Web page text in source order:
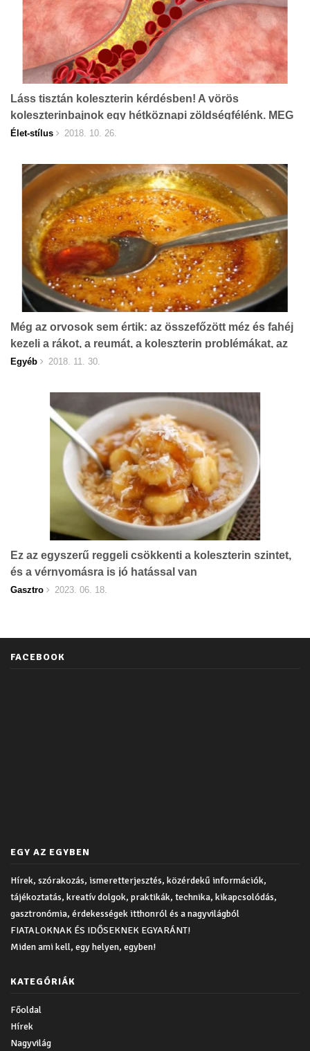
Láss tisztán koleszterin kérdésben! A vörös
koleszterinbajnok egy hétköznapi zöldségfélénk. MEG
FOGSZ LEPŐDNI MELYIK!
Élet-stílus 2018. 10. 26.
Még az orvosok sem értik: az összefőzött méz és fahéj
kezeli a rákot, a reumát, a koleszterin problémákat, az
epebajt és 10 más egészségügyi problémát
Egyéb 2018. 11. 30.
Ez az egyszerű reggeli csökkenti a koleszterin szintet,
és a vérnyomásra is jó hatással van
Gasztro 2023. 06. 18.
FACEBOOK
EGY AZ EGYBEN
Hírek, szórakozás, ismeretterjesztés, közérdekű információk,
tájékoztatás, kreatív dolgok, praktikák, technika, kikapcsolódás,
gasztronómia, érdekességek itthonról és a nagyvilágból
FIATALOKNAK ÉS IDŐSEKNEK EGYARÁNT!
Miden ami kell, egy helyen, egyben!
KATEGÓRIÁK
Főoldal
Hírek
Nagyvilág